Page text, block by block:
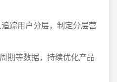
踪用户分层，制定分层营
期等数据，持续优化产品